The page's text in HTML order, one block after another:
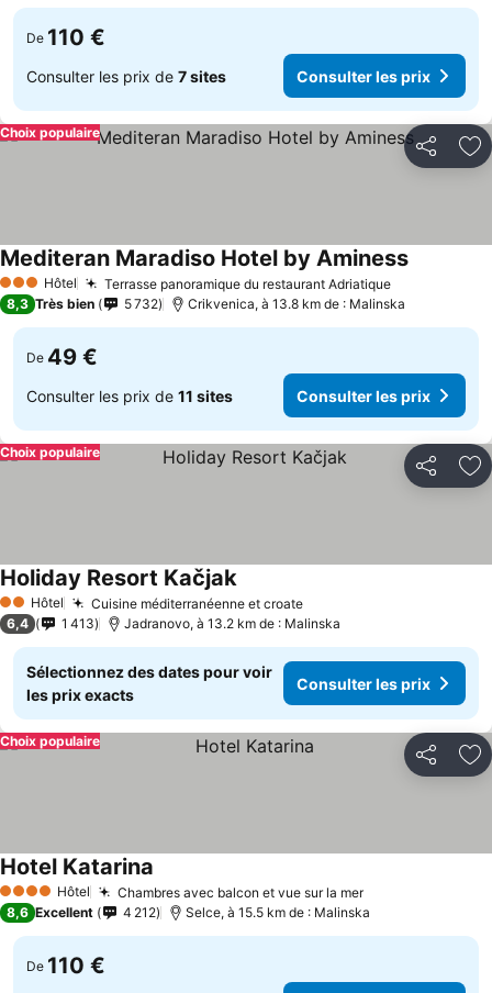
De 110 €
Consulter les prix de 7 sites Consulter les prix
Partager
Choix populaire
3 ÉtoilesHôtel Terrasse panoramique du restaurant Adriatique
Mediteran Maradiso Hotel by Aminess
8,3 Très bien 5 732 Crikvenica, à 13.8 km de : Malinska
De 49 €
Consulter les prix de 11 sites Consulter les prix
Partager
Choix populaire
2 Étoiles
Hôtel Cuisine méditerranéenne et croate
Holiday Resort Kačjak
6,4 1 413 Jadranovo, à 13.2 km de : Malinska
Sélectionnez des dates pour voir
les prix exacts
Consulter les prix
Partager
Choix populaire
4 Étoiles Hôtel Chambres avec balcon et vue sur la mer
Hotel Katarina
8,6 Excellent 4 212 Selce, à 15.5 km de : Malinska
De 110 €